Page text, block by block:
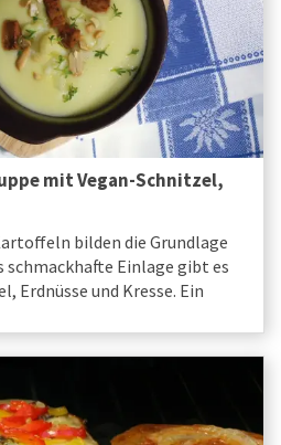
mit Vegan-Schnitzel,
bilden die Grundlage
schmackhafte Einlage gibt es
Erdnüsse und Kresse. Ein